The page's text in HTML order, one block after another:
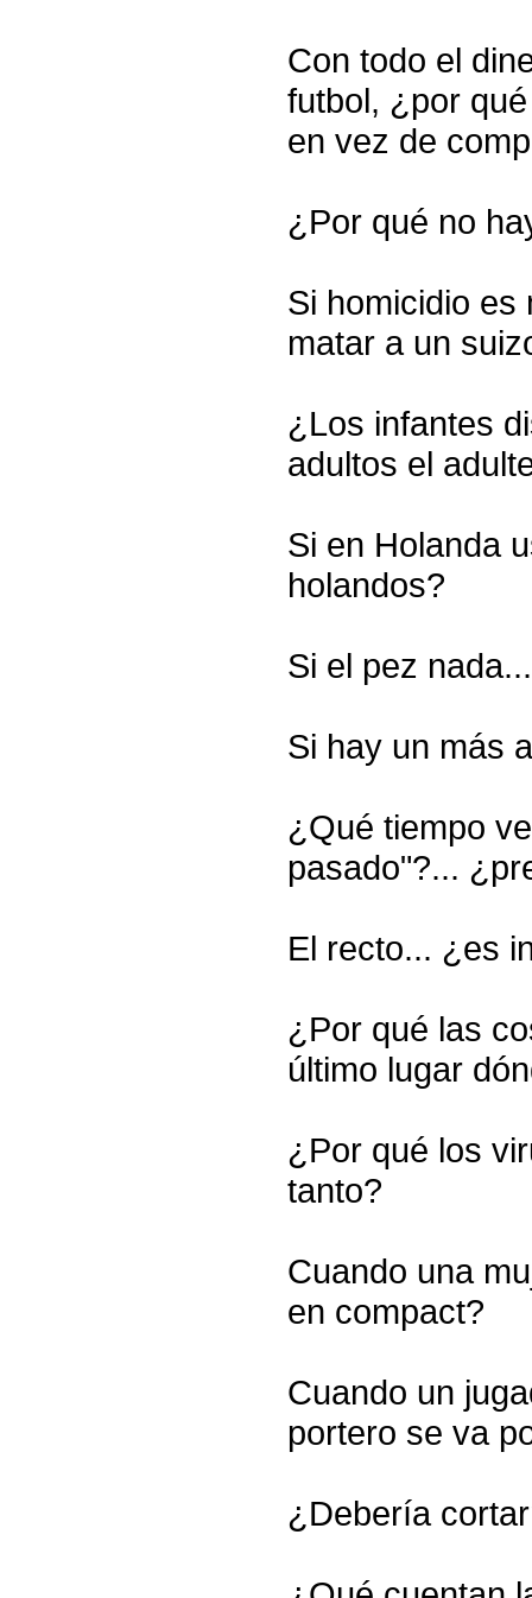
Con todo el
futbol, ¿por
en vez de
¿Por qué no
Si homicidio es
matar a un
¿Los infantes
adultos el
Si en Holanda
holandos?
Si el pez
Si hay un más
¿Qué tiempo
pasado"?...
El recto... ¿es
¿Por qué las
último lugar
¿Por qué los
tanto?
Cuando una
en compact?
Cuando un
portero se va
¿Debería